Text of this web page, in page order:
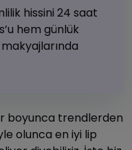
hissini 24 saat
hem günlük
boyunca trendlerden
olunca en iyi lip